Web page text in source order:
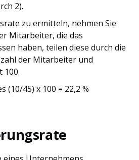
2).
zu ermitteln, nehmen Sie
Mitarbeiter, die das
haben, teilen diese durch die
der Mitarbeiter und
100.
(10/45) x 100 = 22,2 %